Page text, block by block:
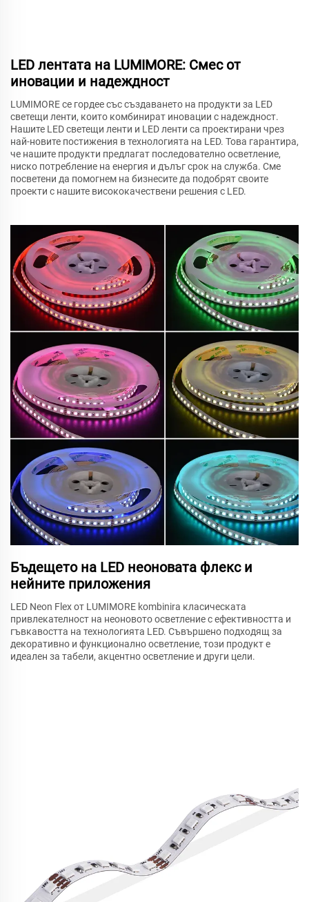
LED лентата на LUMIMORE: Смес от
иновации и надеждност
LUMIMORE се гордее със създаването на продукти за LED
светещи ленти, които комбинират иновации с надеждност.
Нашите LED светещи ленти и LED ленти са проектирани чрез
най-новите постижения в технологията на LED. Това гарантира,
че нашите продукти предлагат последователно осветление,
ниско потребление на енергия и дълъг срок на служба. Сме
посветени да помогнем на бизнесите да подобрят своите
проекти с нашите висококачествени решения с LED.
Бъдещето на LED неоновата флекс и
нейните приложения
LED Neon Flex от LUMIMORE kombinira класическата
привлекателност на неоновото осветление с ефективността и
гъвкавостта на технологията LED. Съвършено подходящ за
декоративно и функционално осветление, този продукт е
идеален за табели, акцентно осветление и други цели.